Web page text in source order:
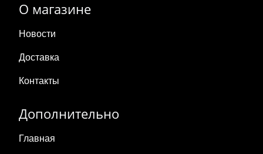
О магазине
Новости
Доставка
Контакты
Дополнительно
Главная